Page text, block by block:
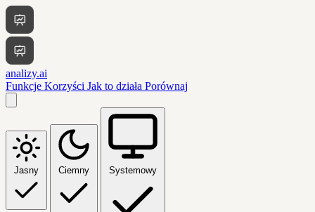
analizy.ai
Funkcje Korzyści Jak to działa Porównaj
Jasny Ciemny Systemowy